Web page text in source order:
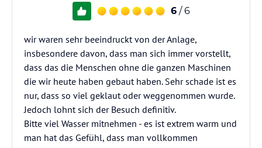
6 / 6
wir waren sehr beeindruckt von der Anlage,
insbesondere davon, dass man sich immer vorstellt,
dass das die Menschen ohne die ganzen Maschinen
die wir heute haben gebaut haben. Sehr schade ist es
nur, dass so viel geklaut oder weggenommen wurde.
Jedoch lohnt sich der Besuch definitiv.
Bitte viel Wasser mitnehmen - es ist extrem warm und
man hat das Gefühl, dass man vollkommen